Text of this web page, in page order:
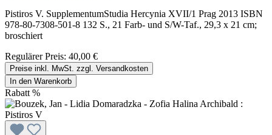
Pistiros V. SupplementumStudia Hercynia XVII/1 Prag 2013 ISBN
978-80-7308-501-8 132 S., 21 Farb- und S/W-Taf., 29,3 x 21 cm;
broschiert
Regulärer Preis: 40,00 €
Preise inkl. MwSt. zzgl. Versandkosten
In den Warenkorb
Rabatt %